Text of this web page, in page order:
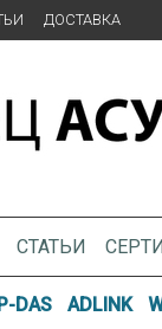
ДОСТАВКА
СТАТЬИ
DAS ADLINK